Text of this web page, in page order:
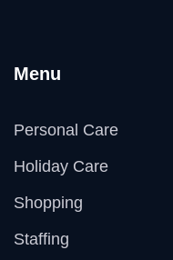
Menu
Personal Care
Holiday Care
Shopping
Staffing